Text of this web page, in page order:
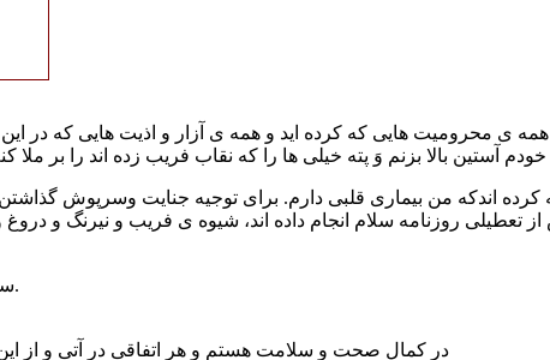
ی محرومیت هایی که کرده اید و همه ی آزار و اذیت هایی که در
اندکه من بیماری قلبی دارم. برای توجیه جنایت وسرپوش گذاشتن
سگهاتان رارها کرده اید و سنگهاتان را بسته.
در کمال صحت و سلامت هستم و هر اتفاقی در آتی و از